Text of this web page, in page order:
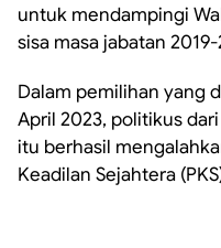
untuk mendampingi
sisa masa jabatan
Dalam pemilihan yang
April 2023, politikus
itu berhasil
Keadilan Sejahtera